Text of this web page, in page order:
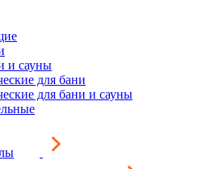
и сауны
для бани
для бани и сауны